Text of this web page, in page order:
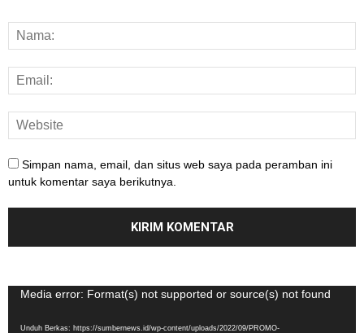
Simpan nama, email, dan situs web saya pada peramban ini
untuk komentar saya berikutnya.
Pemutar
Media error: Format(s) not supported or source(s) not found
Unduh Berkas: https://sumbernews.id/wp-content/uploads/2022/09/PROMO-